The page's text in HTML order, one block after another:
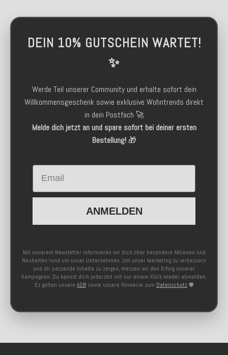
DEIN 10% GUTSCHEIN WARTET!
✨
Werde Teil unserer Community und erhalte sofort dein
Willkommensgeschenk sowie exklusive Wohntrends direkt
in dein Postfach 🚀
Melde dich jetzt an und spare sofort bei deiner ersten
Bestellung!🎁
Email
ANMELDEN
Mit unserem Newsletter informieren wir dich über besondere Aktionen und
Neuheiten rund um unser Unternehmen. Um unser Marketing zu verbessern
und dir passende Inhalte zu zeigen, messen wir den Erfolg unserer
Kampagnen. Du kannst dich jederzeit mit nur einem Klick wieder abmelden.
Es gelten unsere AGB sowie unsere Hinweise zum Datenschutz 🛡️